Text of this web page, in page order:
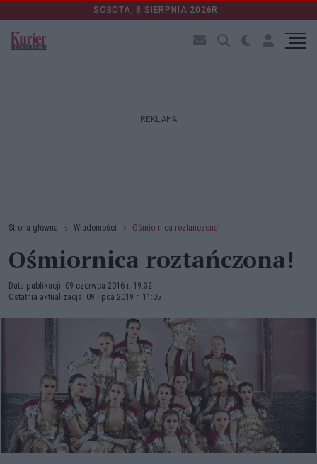
SOBOTA, 8 SIERPNIA 2026R.
REKLAMA
Strona główna Wiadomości Ośmiornica roztańczona!
Ośmiornica roztańczona!
Data publikacji: 09 czerwca 2016 r. 19:32
Ostatnia aktualizacja: 09 lipca 2019 r. 11:05